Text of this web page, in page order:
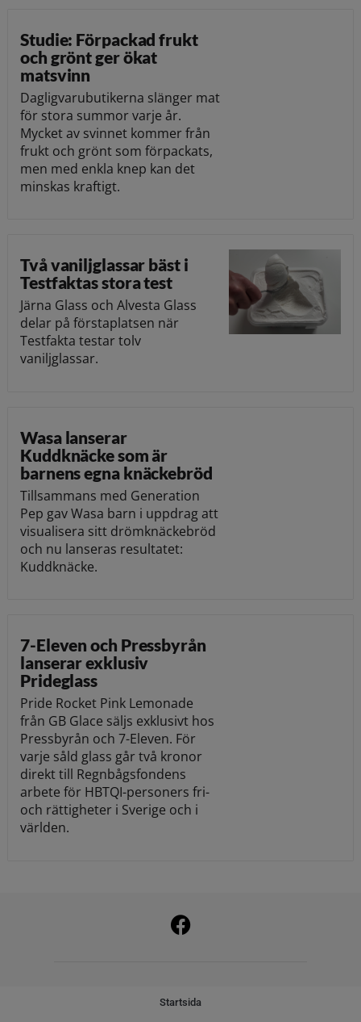
Studie: Förpackad frukt
och grönt ger ökat
matsvinn
Dagligvarubutikerna slänger mat
för stora summor varje år.
Mycket av svinnet kommer från
frukt och grönt som förpackats,
men med enkla knep kan det
minskas kraftigt.
Två vaniljglassar bäst i
Testfaktas stora test
Järna Glass och Alvesta Glass
delar på förstaplatsen när
Testfakta testar tolv
vaniljglassar.
Wasa lanserar
Kuddknäcke som är
barnens egna knäckebröd
Tillsammans med Generation
Pep gav Wasa barn i uppdrag att
visualisera sitt drömknäckebröd
och nu lanseras resultatet:
Kuddknäcke.
7-Eleven och Pressbyrån
lanserar exklusiv
Prideglass
Pride Rocket Pink Lemonade
från GB Glace säljs exklusivt hos
Pressbyrån och 7-Eleven. För
varje såld glass går två kronor
direkt till Regnbågsfondens
arbete för HBTQI-personers fri-
och rättigheter i Sverige och i
världen.
Startsida